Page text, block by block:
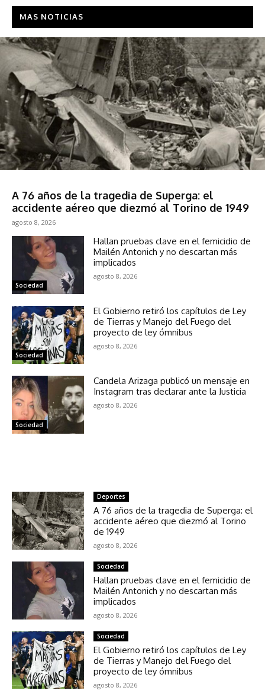
MAS NOTICIAS
A 76 años de la tragedia de Superga: el
accidente aéreo que diezmó al Torino de 1949
agosto 8, 2026
Sociedad
Hallan pruebas clave en el femicidio de
Mailén Antonich y no descartan más
implicados
agosto 8, 2026
Sociedad
El Gobierno retiró los capítulos de Ley
de Tierras y Manejo del Fuego del
proyecto de ley ómnibus
agosto 8, 2026
Sociedad
Candela Arizaga publicó un mensaje en
Instagram tras declarar ante la Justicia
agosto 8, 2026
Deportes
A 76 años de la tragedia de Superga: el
accidente aéreo que diezmó al Torino
de 1949
agosto 8, 2026
Sociedad
Hallan pruebas clave en el femicidio de
Mailén Antonich y no descartan más
implicados
agosto 8, 2026
Sociedad
El Gobierno retiró los capítulos de Ley
de Tierras y Manejo del Fuego del
proyecto de ley ómnibus
agosto 8, 2026